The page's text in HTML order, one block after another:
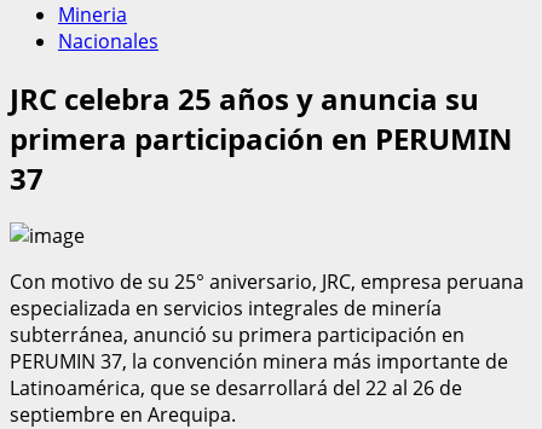
Mineria
Nacionales
JRC celebra 25 años y anuncia su
primera participación en PERUMIN
37
Con motivo de su 25° aniversario, JRC, empresa peruana
especializada en servicios integrales de minería
subterránea, anunció su primera participación en
PERUMIN 37, la convención minera más importante de
Latinoamérica, que se desarrollará del 22 al 26 de
septiembre en Arequipa.